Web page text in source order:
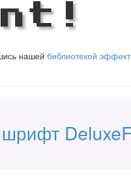
нашей библиотекой